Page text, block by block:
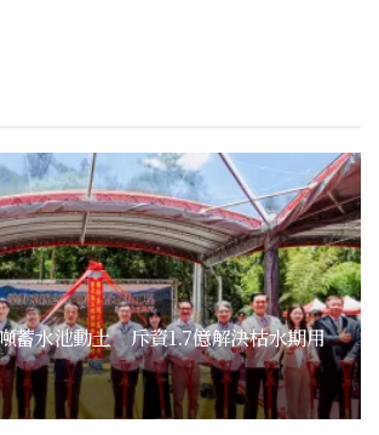
蓄水池動土 斥資1.7億解決枯水期用